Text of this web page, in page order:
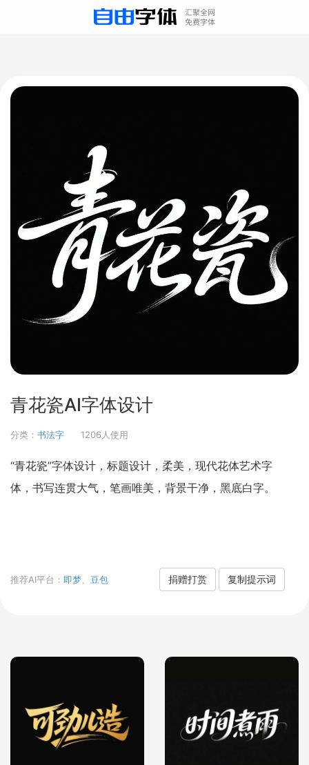
青花瓷AI字体设计
分类： 书法字 1206人使用
“青花瓷”字体设计，标题设计，柔美，现代花体艺术字
体，书写连贯大气，笔画唯美，背景干净，黑底白字。
推荐AI平台： 即梦 豆包 捐赠打赏 复制提示词